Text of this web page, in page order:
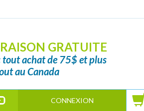
GRATUITE
tout achat de 75$ et plus
au Canada
CONNEXION